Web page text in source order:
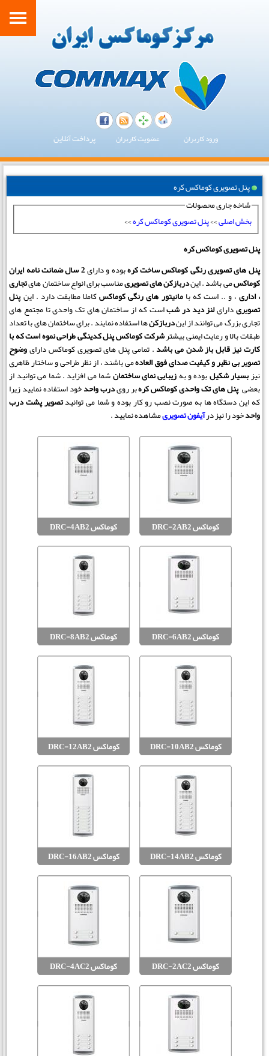
ورود کاربران عضویت کاربران پرداخت آنلاین
پنل تصویری کوماکس کره
شاخه جاری محصولات
بخش اصلی
پنل تصویری کوماکس کره>>
پنل تصویری کوماکس کره
پنل های تصویری رنگی کوماکس ساخت کرهبوده و دارای 2 سال ضمانت نامه ایران
کوماکسمی باشد . ایندربازکن های تصویریمناسب برای انواع ساختمان هایتجاری
، اداری، و .. است که بامانیتور های رنگی کوماکسکاملا مطابقت دارد . اینپنل
تصویریدارایلنز دید در شباست که از ساختمان های تک واحدی تا مجتمع های
تجاری بزرگ می توانند از ایندربازکنها استفاده نمایند . برای ساختمان های با تعداد
طبقات بالا و رعایت ایمنی بیشترشرکت کوماکسپنل کدینگی طراحی نموه است که با
کارت نیز قابل باز شدن می باشد. تمامی پنل های تصویری کوماکس دارایوضوح
تصویر بی نظیر و کیفیت صدای فوق العادهمی باشند ، از نظر طراحی و ساختار ظاهری
نیزبسیار شکیلبوده و بهزیبایی نمای ساختمانشما می افزاید . شما می توانید از
بعضیپنل های تک واحدی کوماکس کرهبر رویدرب واحدخود استفاده نمایید زیرا
که این دستگاه ها به صورت نصب رو کار بوده و شما می توانیدتصویر پشت درب
واحدخود را نیز درآیفون تصویریمشاهده نمایید .
کوماکس DRC-2AB2 کوماکس DRC-4AB2
کوماکس DRC-6AB2 کوماکس DRC-8AB2
کوماکس DRC-10AB2 کوماکس DRC-12AB2
کوماکس DRC-14AB2 کوماکس DRC-16AB2
کوماکس DRC-2AC2 کوماکس DRC-4AC2